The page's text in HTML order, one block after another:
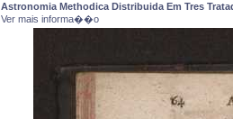
Astronomia Methodica Distribuida Em Tres
Ver mais informa��o